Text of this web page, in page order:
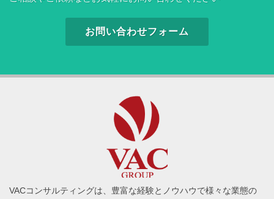
お問い合わせフォーム
VACコンサルティングは、豊富な経験とノウハウで様々な業態の